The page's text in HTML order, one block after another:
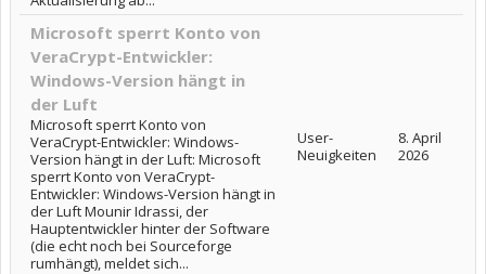
Microsoft sperrt Konto von
VeraCrypt-Entwickler:
Windows-Version hängt in
der Luft
Microsoft sperrt Konto von
VeraCrypt-Entwickler: Windows-
Version hängt in der Luft: Microsoft
sperrt Konto von VeraCrypt-
Entwickler: Windows-Version hängt in
der Luft Mounir Idrassi, der
Hauptentwickler hinter der Software
(die echt noch bei Sourceforge
rumhängt), meldet sich...
User-
Neuigkeiten
8. April
2026